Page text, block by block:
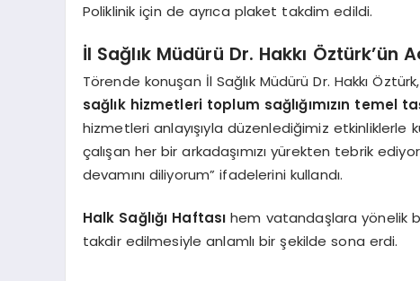
Poliklinik için de ayrıca plaket takdim edildi.
İl Sağlık Müdürü Dr. Hakkı Öztürk’ün
Törende konuşan İl Sağlık Müdürü Dr. Hakkı
sağlık hizmetleri toplum sağlığımızın temel
hizmetleri anlayışıyla düzenlediğimiz etkinliklerle
çalışan her bir arkadaşımızı yürekten tebrik
devamını diliyorum” ifadelerini kullandı.
Halk Sağlığı Haftası hem vatandaşlara yönelik
takdir edilmesiyle anlamlı bir şekilde sona erdi.